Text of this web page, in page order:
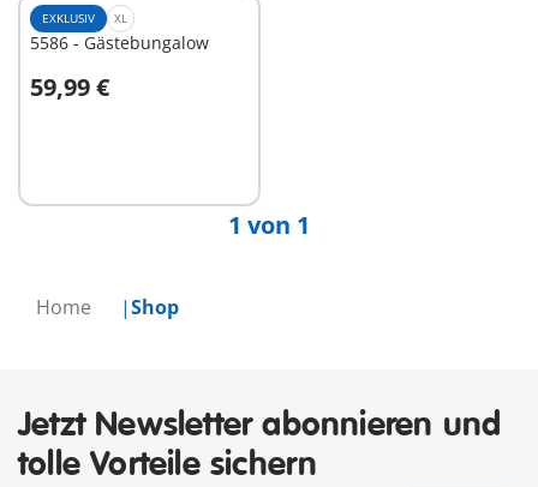
Home Shop
EXKLUSIV XL
5586 - Gästebungalow
59,99 €
In den Warenkorb
1 von 1
Jetzt Newsletter abonnieren und
tolle Vorteile sichern